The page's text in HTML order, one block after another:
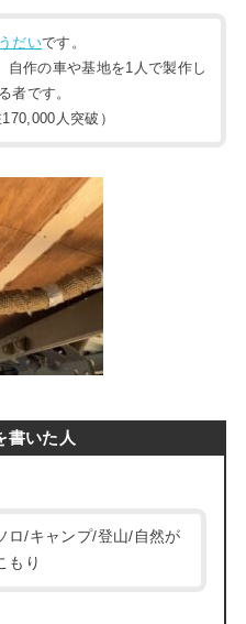
だいです。
自作の車や基地を1人で製作し
者です。
人突破）
書いた人
ロ/キャンプ/登山/自然が
もり